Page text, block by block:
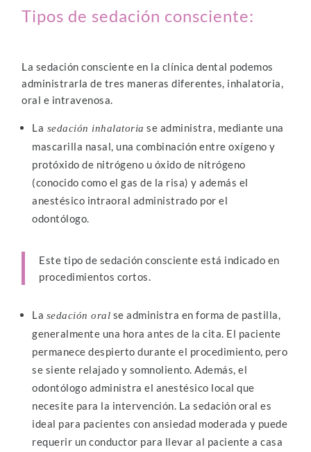
Tipos de sedación consciente:
La sedación consciente en la clínica dental podemos
administrarla de tres maneras diferentes, inhalatoria,
oral e intravenosa.
La sedación inhalatoria se administra, mediante una
mascarilla nasal, una combinación entre oxígeno y
protóxido de nitrógeno u óxido de nitrógeno
(conocido como el gas de la risa) y además el
anestésico intraoral administrado por el
odontólogo.
Este tipo de sedación consciente está indicado en
procedimientos cortos.
La sedación oral se administra en forma de pastilla,
generalmente una hora antes de la cita. El paciente
permanece despierto durante el procedimiento, pero
se siente relajado y somnoliento. Además, el
odontólogo administra el anestésico local que
necesite para la intervención. La sedación oral es
ideal para pacientes con ansiedad moderada y puede
requerir un conductor para llevar al paciente a casa